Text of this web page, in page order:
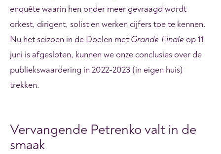
enquête waarin hen onder meer gevraagd wordt
orkest, dirigent, solist en werken cijfers toe te kennen.
Nu het seizoen in de Doelen met Grande Finale op 11
juni is afgesloten, kunnen we onze conclusies over de
publiekswaardering in 2022-2023 (in eigen huis)
trekken.
Vervangende Petrenko valt in de
smaak